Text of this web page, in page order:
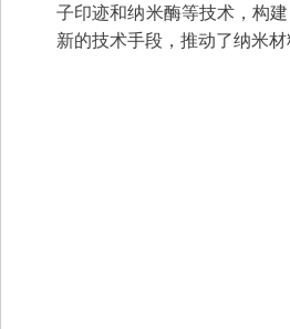
子印迹和纳米酶等技术，构
新的技术手段，推动了纳米